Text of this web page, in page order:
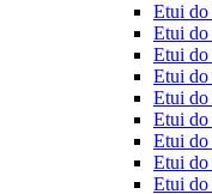
Etui
Etui
Etui
Etui
Etui
Etui
Etui
Etui
Etui